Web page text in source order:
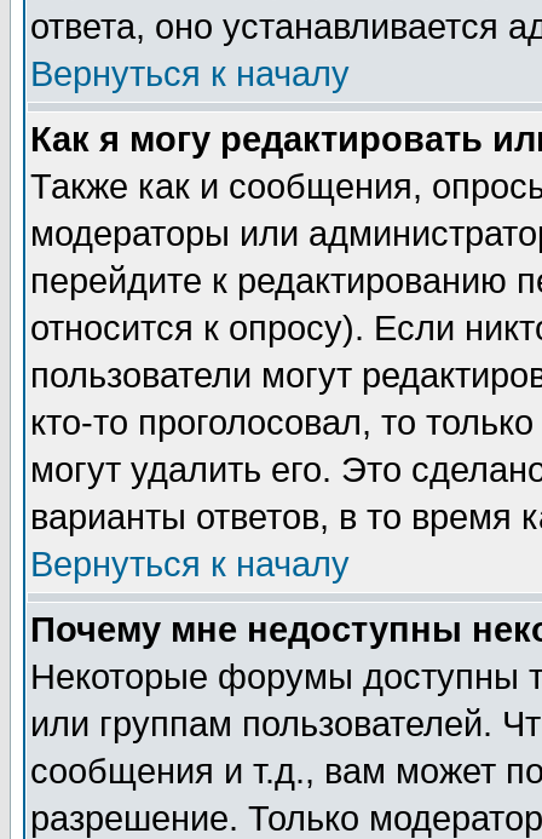
ответа, оно устанавливается
Вернуться к началу
Как я могу редактировать
Также как и сообщения,
модераторы или
перейдите к редактированию
относится к опросу). Если
пользователи могут
кто-то проголосовал, то
могут удалить его. Это
варианты ответов, в то время
Вернуться к началу
Почему мне недоступны
Некоторые форумы доступны
или группам пользователей.
сообщения и т.д., вам может
разрешение. Только